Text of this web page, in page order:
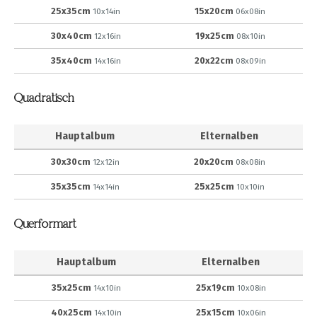
25x35cm 10x14in 15x20cm 06x08in
30x40cm 12x16in 19x25cm 08x10in
35x40cm 14x16in 20x22cm 08x09in
Quadratisch
Hauptalbum Elternalben
30x30cm 12x12in 20x20cm 08x08in
35x35cm 14x14in 25x25cm 10x10in
Querformart
Hauptalbum Elternalben
35x25cm 14x10in 25x19cm 10x08in
40x25cm 14x10in 25x15cm 10x06in